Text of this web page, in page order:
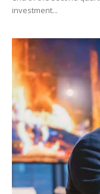
investment...